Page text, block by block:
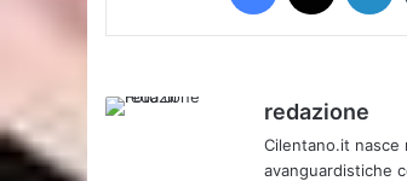
redazione
Cilentano.it nasce
avanguardistiche